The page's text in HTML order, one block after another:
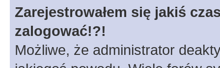
Zarejestrowałem się jakiś
zalogować!?!
Możliwe, że administrator